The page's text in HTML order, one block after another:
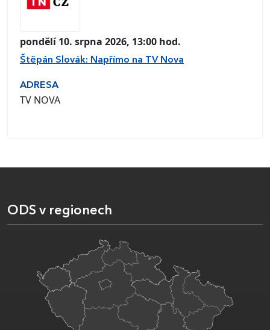
pondělí 10. srpna 2026, 13:00 hod.
Štěpán Slovák: Napřímo na TV Nova
ADRESA
TV NOVA
ODS v regionech